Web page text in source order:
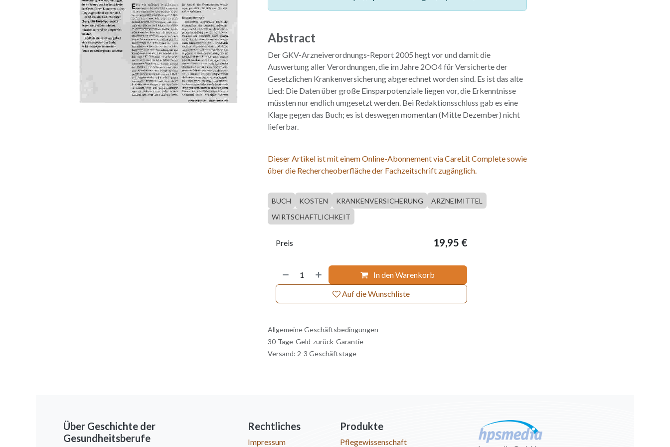
Abstract
Der GKV-Arzneiverordnungs-Report 2005 hegt vor und damit die
Auswertung aller Verordnungen, die im Jahre 2OO4 für Versicherte der
Gesetzlichen Krankenversicherung abgerechnet worden sind. Es ist das alte
Lied: Die Daten über große Einsparpotenziale liegen vor, die Erkenntnisse
müssten nur endlich umgesetzt werden. Bei Redaktionsschluss gab es eine
Klage gegen das Buch; es ist deswegen momentan (Mitte Dezember) nicht
lieferbar.
Dieser Artikel ist mit einem Online-Abonnement via CareLit Complete sowie
über die Rechercheoberfläche der Fachzeitschrift zugänglich.
BUCH KOSTEN KRANKENVERSICHERUNG
ARZNEIMITTEL
WIRTSCHAFTLICHKEIT
In den Warenkorb
Auf die Wunschliste
Preis 19,95 €
Allgemeine Geschäftsbedingungen
30-Tage-Geld-zurück-Garantie
Versand: 2-3 Geschäftstage
Über Geschichte der
Gesundheitsberufe
Rechtliches
Impressum
Produkte
Pflegewissenschaft